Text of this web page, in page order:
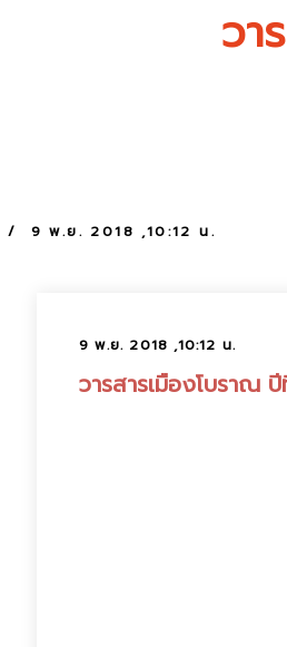
วา
9 พ.ย. 2018 ,10:12 น.
9 พ.ย. 2018 ,10:12 น.
วารสารเมืองโบราณ